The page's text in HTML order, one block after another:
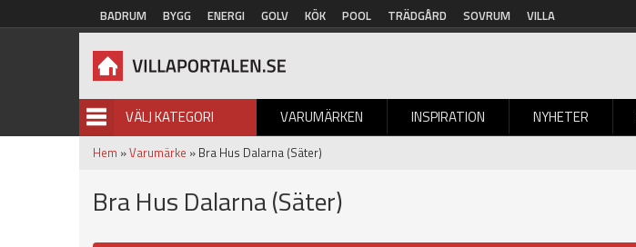
Hoppa till huvudinnehåll
BADRUM BYGG ENERGI GOLV KÖK POOL TRÄDGÅRD SOVRUM VILLA
VÄLJ KATEGORI VARUMÄRKEN INSPIRATION NYHETER
BILDGALLERI
Hem »Varumärke » Bra Hus Dalarna (Säter)
Bra Hus Dalarna (Säter)